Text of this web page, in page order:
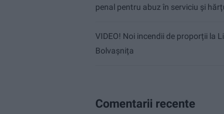
penal pentru abuz în serviciu și
VIDEO! Noi incendii de proporții la
Bolvașnița
Comentarii recente